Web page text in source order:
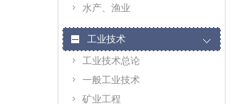
水产、渔业
工业技术
工业技术总论
一般工业技术
矿业工程